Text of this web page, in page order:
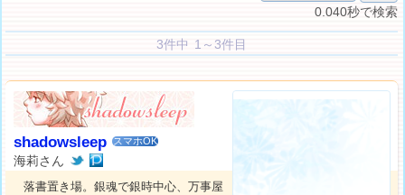
0.040秒で検索
3件中 1～3件目
shadowsleep スマホOK
海莉さん
落書置き場。銀魂で銀時中心、万事屋